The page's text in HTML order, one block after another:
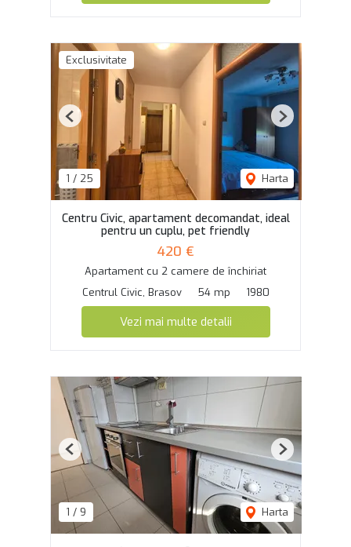
Exclusivitate
1 / 25 Harta
Previous Next
Centru Civic, apartament decomandat, ideal
pentru un cuplu, pet friendly
420 €
Apartament cu 2 camere de închiriat
Centrul Civic, Brasov
54 mp 1980
Vezi mai multe detalii
1 / 9 Harta
Previous Next